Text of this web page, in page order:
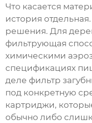
Что касается
история
решения. Для
фильтрующая
химическими
спецификациях
деле фильтр
под конкретную
картриджи,
обычно либо